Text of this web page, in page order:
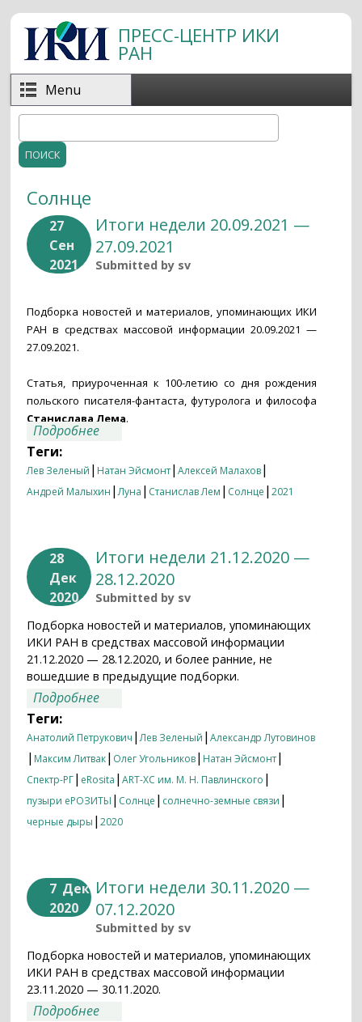
Перейти к основному содержанию
ПРЕСС-ЦЕНТР ИКИ
РАН
Menu
Форма поиска
Солнце
27
Сен
2021
Итоги недели 20.09.2021 —
27.09.2021
Submitted by sv
Подборка новостей и материалов, упоминающих ИКИ
РАН в средствах массовой информации 20.09.2021 —
27.09.2021.
Статья, приуроченная к 100-летию со дня рождения
польского писателя-фантаста, футуролога и философа
Станислава Лема.
Подробнее
Теги:
Лев Зеленый | Натан Эйсмонт|Алексей Малахов|
Андрей Малыхин |Луна | Станислав Лем | Солнце |2021
28
Дек
2020
Итоги недели 21.12.2020 —
28.12.2020
Submitted by sv
Подборка новостей и материалов, упоминающих
ИКИ РАН в средствах массовой информации
21.12.2020 — 28.12.2020, и более ранние, не
вошедшие в предыдущие подборки.
Подробнее
Теги:
Анатолий Петрукович |Лев Зеленый |Александр Лутовинов
| Максим Литвак| Олег Угольников| Натан Эйсмонт|
Спектр-РГ| eRosita |ART-XC им. М. Н. Павлинского |
пузыри еРОЗИТЫ | Солнце | солнечно-земные связи |
черные дыры |2020
7 Дек
2020
Итоги недели 30.11.2020 —
07.12.2020
Submitted by sv
Подборка новостей и материалов, упоминающих
ИКИ РАН в средствах массовой информации
23.11.2020 — 30.11.2020.
Подробнее